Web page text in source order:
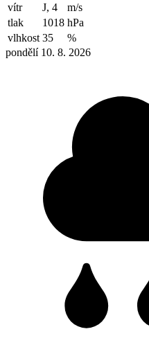
vítr
J, 4
m/s
tlak
1018 hPa
vlhkost 35
%
pondělí 10. 8. 2026